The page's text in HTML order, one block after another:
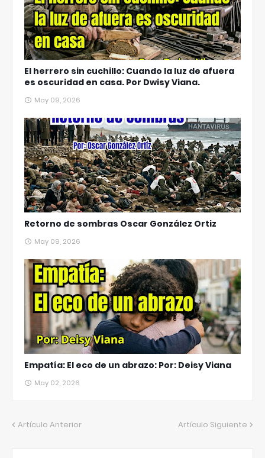
El herrero sin cuchillo: Cuando la luz de afuera
es oscuridad en casa. Por Dwisy Viana.
May 09, 2026
Retorno de sombras Oscar González Ortiz
May 09, 2026
Empatía: El eco de un abrazo: Por: Deisy Viana
May 02, 2026
Artículo Anterior Artículo Siguiente